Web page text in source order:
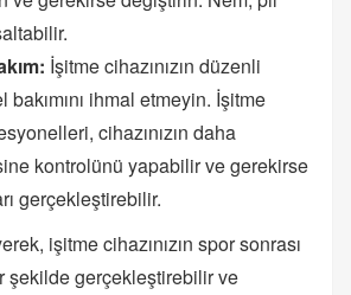
İşitme cihazınızın düzenli
bakımını ihmal etmeyin. İşitme
cihazınızın daha
kontrolünü yapabilir ve gerekirse
gerçekleştirebilir.
işitme cihazınızın spor sonrası
şekilde gerçekleştirebilir ve